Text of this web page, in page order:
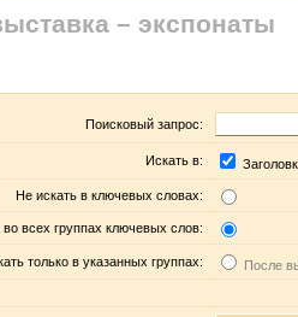
– экспонаты
Поисковый запрос:
Искать в:
Не искать в ключевых словах:
во всех группах ключевых слов:
только в указанных группах: После